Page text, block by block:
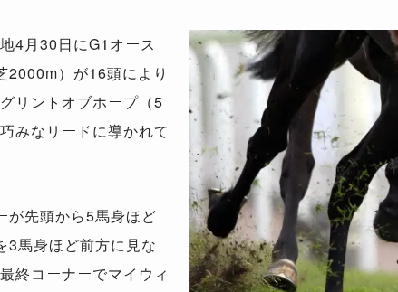
4月30日にG1オース
2000m）が16頭により
リントオブホープ（5
みなリードに導かれて
先頭から5馬身ほど
3馬身ほど前方に見な
終コーナーでマイウィ